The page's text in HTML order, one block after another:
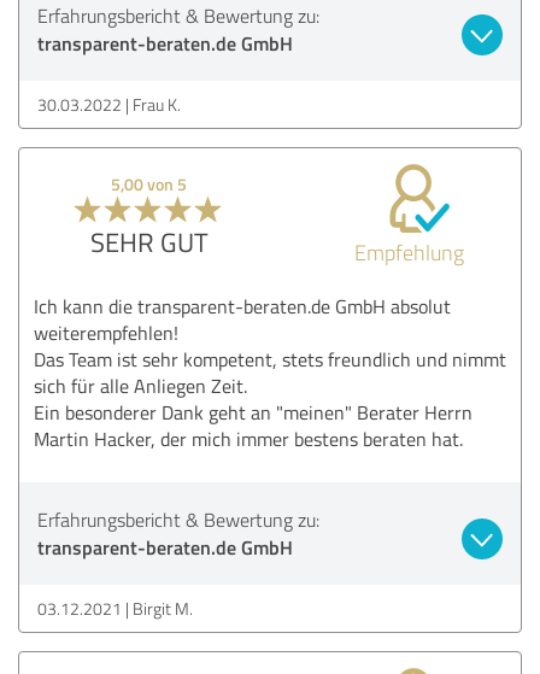
Erfahrungsbericht & Bewertung zu:
transparent-beraten.de GmbH
30.03.2022 Frau K.
5,00 von 5
SEHR GUT Empfehlung
Ich kann die transparent-beraten.de GmbH absolut
weiterempfehlen!
Das Team ist sehr kompetent, stets freundlich und nimmt
sich für alle Anliegen Zeit.
Ein besonderer Dank geht an "meinen" Berater Herrn
Martin Hacker, der mich immer bestens beraten hat.
Erfahrungsbericht & Bewertung zu:
transparent-beraten.de GmbH
03.12.2021 Birgit M.